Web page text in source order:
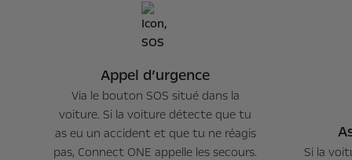
Appel d’urgence
Via le bouton SOS situé dans la
voiture. Si la voiture détecte que tu
as eu un accident et que tu ne réagis
pas, Connect ONE appelle les secours.
Si la